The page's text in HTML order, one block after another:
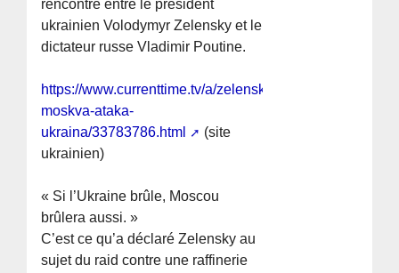
rencontre entre le président
ukrainien Volodymyr Zelensky et le
dictateur russe Vladimir Poutine.
https://www.currenttime.tv/a/zelenskiy-
moskva-ataka-
ukraina/33783786.html
(site
ukrainien)
« Si l’Ukraine brûle, Moscou
brûlera aussi. »
C’est ce qu’a déclaré Zelensky au
sujet du raid contre une raffinerie